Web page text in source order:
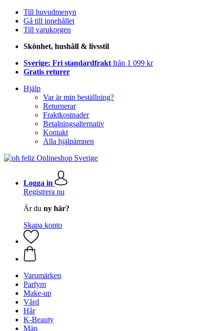
Till huvudmenyn
Gå till innehållet
Till varukorgen
Skönhet, hushåll & livsstil
Sverige: Fri standardfrakt från 1 099 kr
Gratis returer
Hjälp
Var är min beställning?
Returnerar
Fraktkostnader
Betalningsalternativ
Kontakt
Alla hjälpämnen
Logga in
Registrera nu
Är du ny här?
Skapa konto
Varumärken
Parfym
Make-up
Vård
Hår
K-Beauty
Män